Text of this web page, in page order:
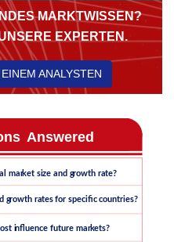
MARKTWISSEN?
EXPERTEN.
ANALYSTEN